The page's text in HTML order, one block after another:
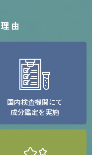
由
国内検査機関にて
成分鑑定を実施